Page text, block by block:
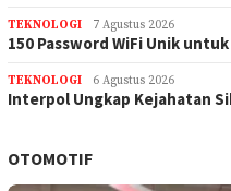
TEKNOLOGI 7 Agustus 2026
150 Password WiFi Unik
TEKNOLOGI 6 Agustus 2026
Interpol Ungkap Kejahatan
OTOMOTIF